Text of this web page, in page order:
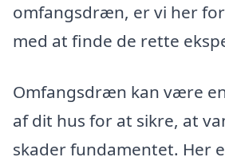
omfangsdræn, er vi her
med at finde de rette
Omfangsdræn kan være
af dit hus for at sikre, at
skader fundamentet. Her